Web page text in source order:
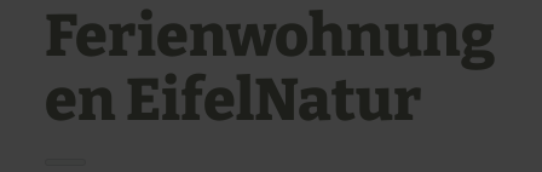
Ferienwohnung
en EifelNatur